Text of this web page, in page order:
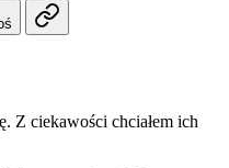
Z ciekawości chciałem ich